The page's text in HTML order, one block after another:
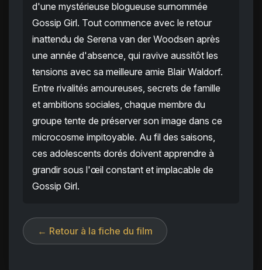
d'une mystérieuse blogueuse surnommée
Gossip Girl. Tout commence avec le retour
inattendu de Serena van der Woodsen après
une année d'absence, qui ravive aussitôt les
tensions avec sa meilleure amie Blair Waldorf.
Entre rivalités amoureuses, secrets de famille
et ambitions sociales, chaque membre du
groupe tente de préserver son image dans ce
microcosme impitoyable. Au fil des saisons,
ces adolescents dorés doivent apprendre à
grandir sous l'œil constant et implacable de
Gossip Girl.
← Retour à la fiche du film